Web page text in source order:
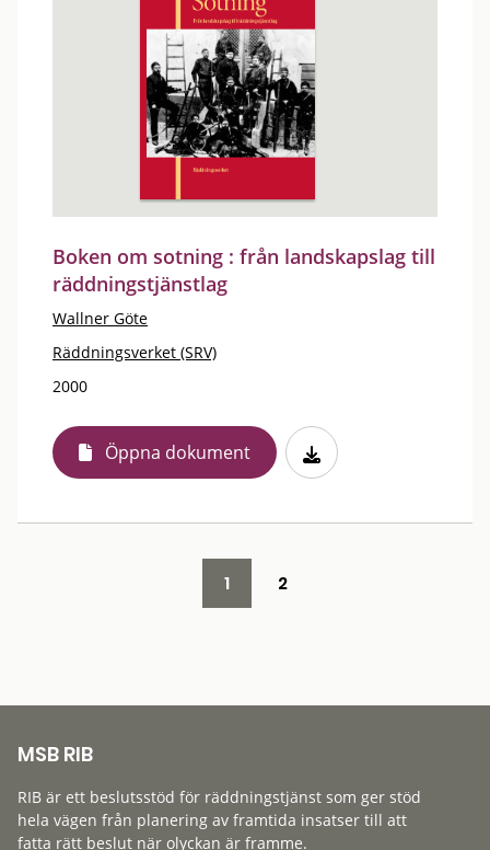
Boken om sotning : från landskapslag till
räddningstjänstlag
Wallner Göte
Räddningsverket (SRV)
2000
Öppna dokument
1 2
MSB RIB
RIB är ett beslutsstöd för räddningstjänst som ger stöd
hela vägen från planering av framtida insatser till att
fatta rätt beslut när olyckan är framme.